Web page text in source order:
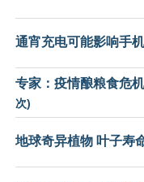
通宵充电可能影响手
专家：疫情酿粮食危
次)
地球奇异植物 叶子寿